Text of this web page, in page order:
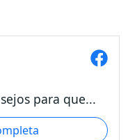
para que...